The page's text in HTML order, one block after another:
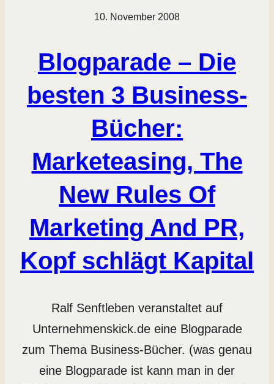
10. November 2008
Blogparade – Die
besten 3 Business-
Bücher:
Marketeasing, The
New Rules Of
Marketing And PR,
Kopf schlägt Kapital
Ralf Senftleben veranstaltet auf
Unternehmenskick.de eine Blogparade
zum Thema Business-Bücher. (was genau
eine Blogparade ist kann man in der